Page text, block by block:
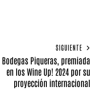
SIGUIENTE
Bodegas Piqueras, premiada
en los Wine Up! 2024 por su
proyección internacional